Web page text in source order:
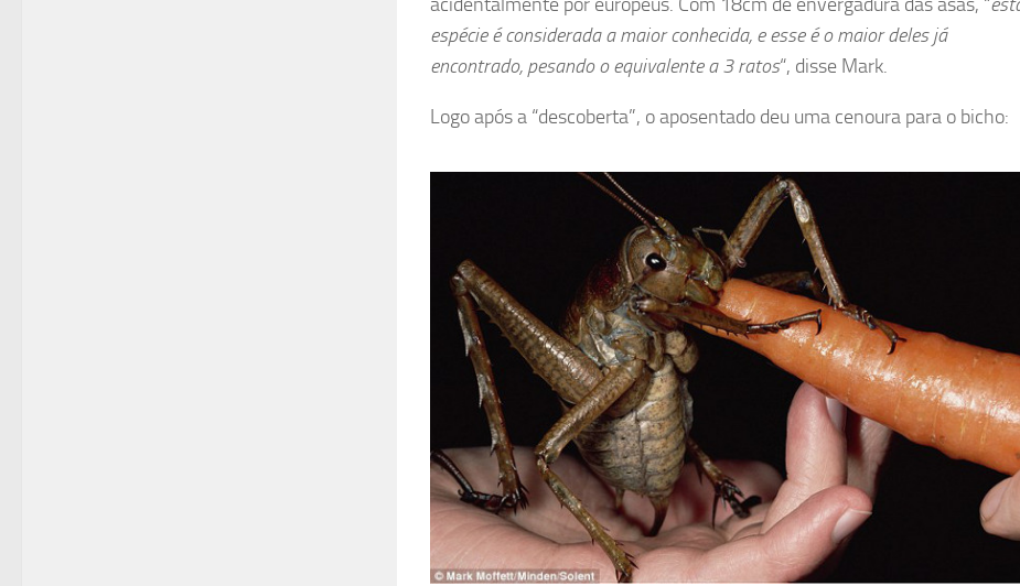
espécie é considerada a maior conhecida, e esse é o maior deles já
encontrado, pesando o equivalente a 3 ratos“, disse Mark.
Logo após a “descoberta”, o aposentado deu uma cenoura para o bicho: